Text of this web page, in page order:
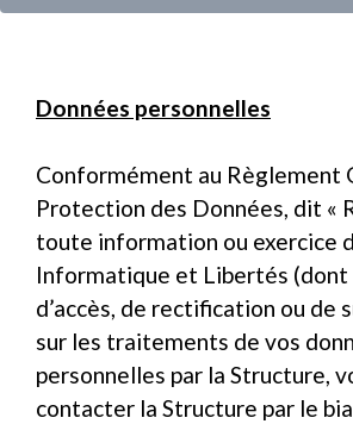
Données personnelles
Conformément au Règlement
Protection des Données, dit «
toute information ou exercice
Informatique et Libertés
d’accès, de rectification ou de
sur les traitements de vos
personnelles par la Structure,
contacter la Structure par le